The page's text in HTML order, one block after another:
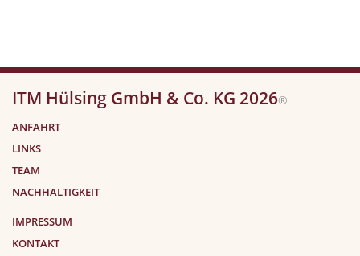
ITM Hülsing GmbH & Co. KG 2026®
ANFAHRT
LINKS
TEAM
NACHHALTIGKEIT
IMPRESSUM
KONTAKT